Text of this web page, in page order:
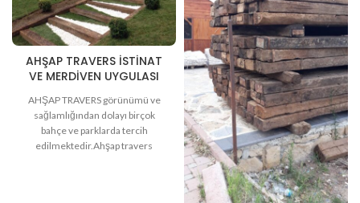
AHŞAP TRAVERS ISTINAT
VE MERDIVEN UYGULASI
AHŞAP TRAVERS görünümü ve
sağlamlığından dolayı birçok
bahçe ve parklarda tercih
edilmektedir.Ahşap travers